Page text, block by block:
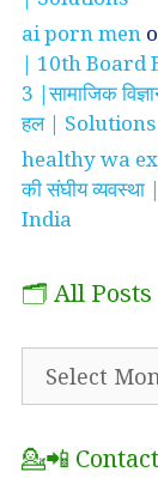
ai porn men
| 10th Board
3 |सामाजिक
हल | Solutions
healthy wa
की संघीय
India
🗂️ All Posts
💁📲